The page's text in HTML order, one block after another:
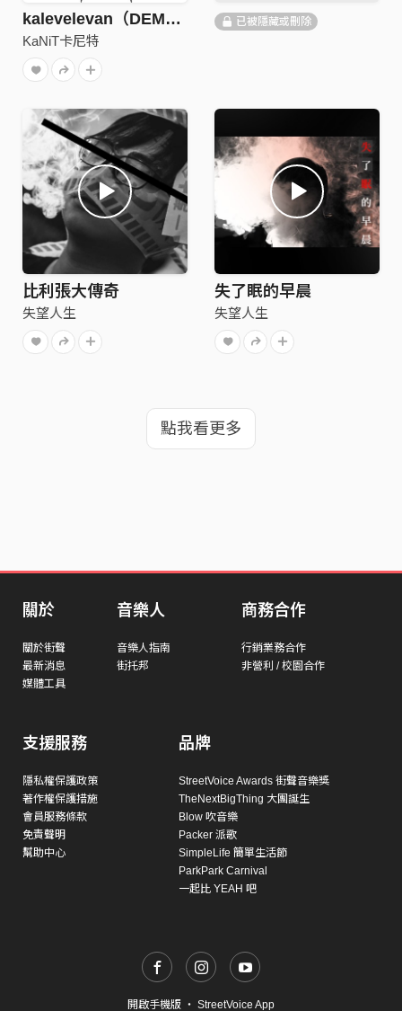
kalevelevan（DEMO）
KaNiT卡尼特
已被隱藏或刪除
比利張大傳奇
失望人生
失了眠的早晨
失望人生
點我看更多
關於
關於街聲
最新消息
媒體工具
音樂人
音樂人指南
街托邦
商務合作
行銷業務合作
非營利 / 校園合作
支援服務
隱私權保護政策
著作權保護措施
會員服務條款
免責聲明
幫助中心
品牌
StreetVoice Awards 街聲音樂獎
TheNextBigThing 大團誕生
Blow 吹音樂
Packer 派歌
SimpleLife 簡單生活節
ParkPark Carnival
一起比 YEAH 吧
開啟手機版 ・ StreetVoice App